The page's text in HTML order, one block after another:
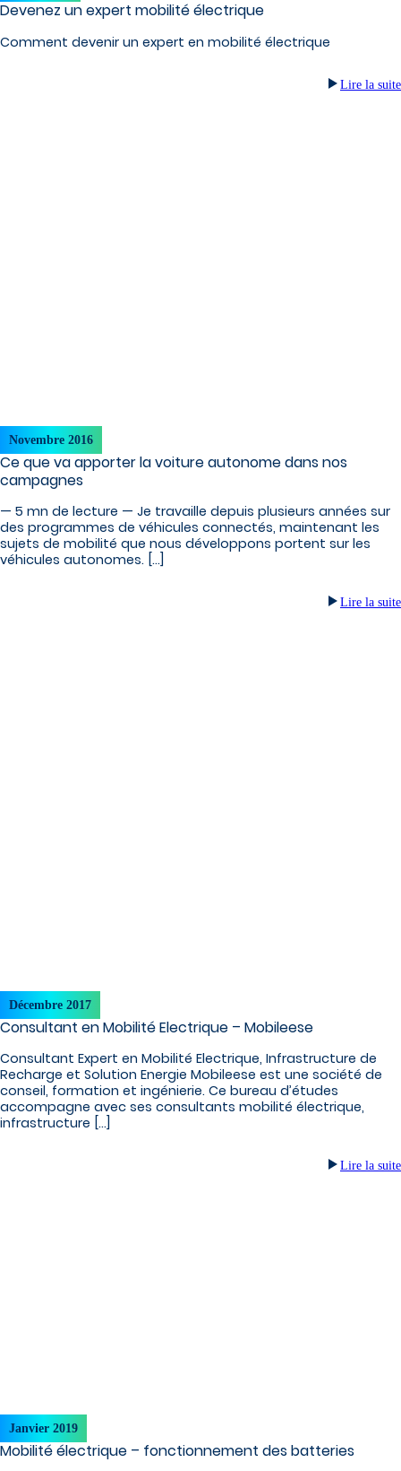
Devenez un expert mobilité électrique
Comment devenir un expert en mobilité électrique
Lire la suite
Novembre 2016
Ce que va apporter la voiture autonome dans nos
campagnes
— 5 mn de lecture — Je travaille depuis plusieurs années sur
des programmes de véhicules connectés, maintenant les
sujets de mobilité que nous développons portent sur les
véhicules autonomes. […]
Lire la suite
Décembre 2017
Consultant en Mobilité Electrique – Mobileese
Consultant Expert en Mobilité Electrique, Infrastructure de
Recharge et Solution Energie Mobileese est une société de
conseil, formation et ingénierie. Ce bureau d’études
accompagne avec ses consultants mobilité électrique,
infrastructure […]
Lire la suite
Janvier 2019
Mobilité électrique – fonctionnement des batteries